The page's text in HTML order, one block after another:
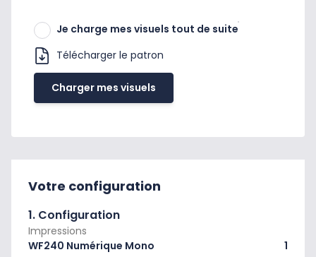
Je charge mes visuels tout de suite
Télécharger le patron
Charger mes visuels
Votre configuration
1. Configuration
Impressions
WF240 Numérique Mono
1